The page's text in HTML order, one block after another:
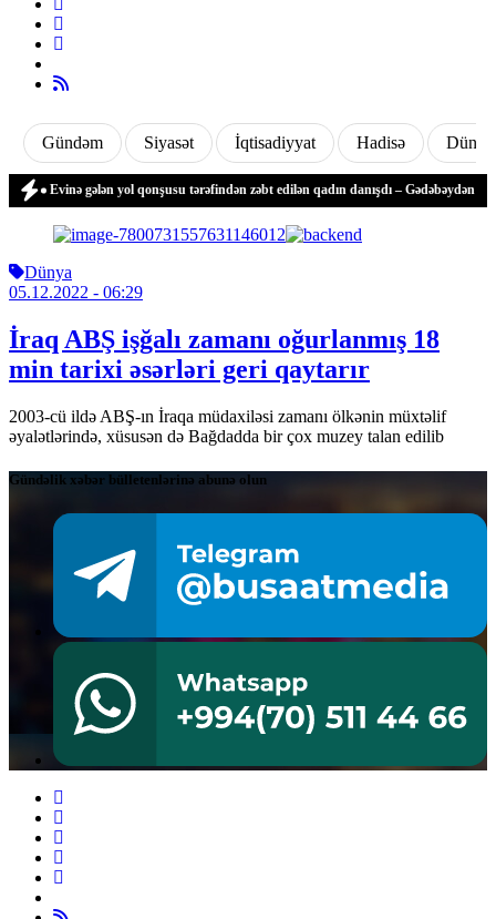
Gündəm Siyasət İqtisadiyyat Hadisə Dünya
Evinə gələn yol qonşusu tərəfindən zəbt edilən qadın danışdı – Gədəbəydən
Dünya
05.12.2022 - 06:29
İraq ABŞ işğalı zamanı oğurlanmış 18
min tarixi əsərləri geri qaytarır
2003-cü ildə ABŞ-ın İraqa müdaxiləsi zamanı ölkənin müxtəlif
əyalətlərində, xüsusən də Bağdadda bir çox muzey talan edilib
Gündəlik xəbər bülletenlərinə abunə olun